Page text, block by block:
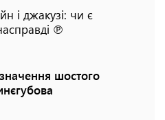
і джакузі: чи є
℗
шостого